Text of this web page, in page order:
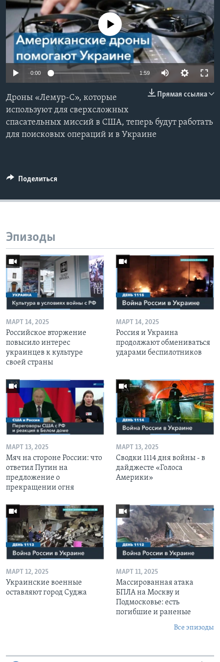
Learning English
СОЦИАЛЬНЫЕ СЕТИ
No media source currently available
0:00 1:59
Прямая ссылка
Дроны «Лемур-С», которые
используют для сверхсложных
спасательных миссий в США, теперь будут работать
для поисковых операций и в Украине
Поделиться
Эпизоды
МАРТ 14, 2025
Российское вторжение
повысило интерес
украинцев к культуре
своей страны
МАРТ 14, 2025
Россия и Украина
продолжают обмениваться
ударами беспилотников
МАРТ 13, 2025
Мяч на стороне России: что
ответил Путин на
предложение о
прекращении огня
МАРТ 13, 2025
Сводки 1114 дня войны - в
дайджесте «Голоса
Америки»
МАРТ 12, 2025
Украинские военные
оставляют город Суджа
МАРТ 11, 2025
Массированная атака
БПЛА на Москву и
Подмосковье: есть
погибшие и раненые
Все эпизоды